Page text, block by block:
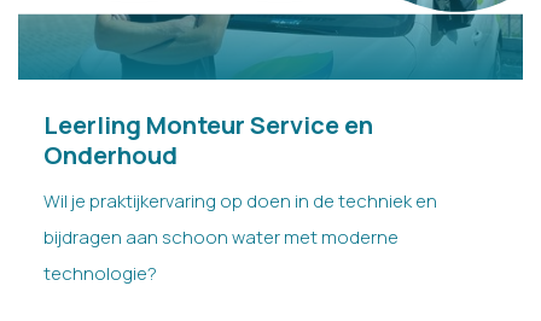
Leerling Monteur Service en
Onderhoud
Wil je praktijkervaring op doen in de techniek en
bijdragen aan schoon water met moderne
technologie?